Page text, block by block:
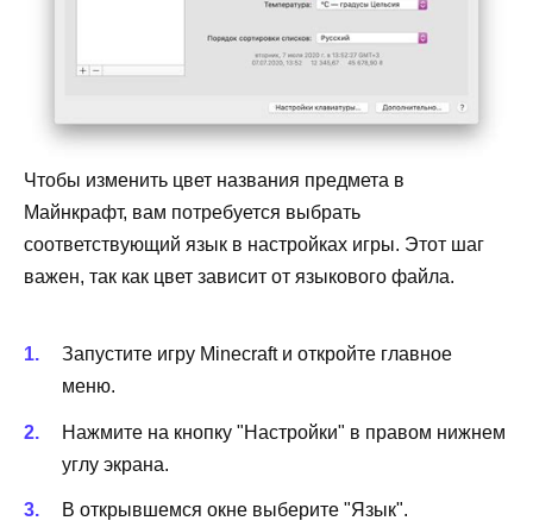
Чтобы изменить цвет названия предмета в
Майнкрафт, вам потребуется выбрать
соответствующий язык в настройках игры. Этот шаг
важен, так как цвет зависит от языкового файла.
Запустите игру Minecraft и откройте главное
меню.
Нажмите на кнопку "Настройки" в правом нижнем
углу экрана.
В открывшемся окне выберите "Язык".